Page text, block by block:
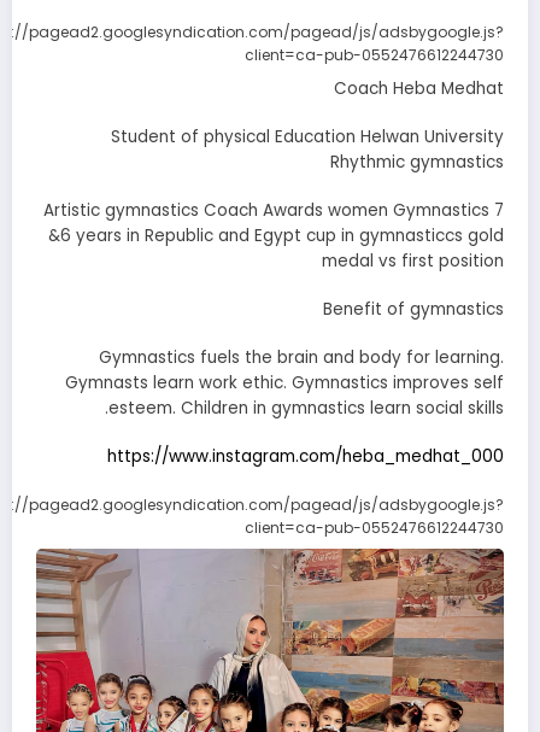
pagead2.googlesyndication.com/pagead/js/adsbygoogle.js?
client=ca-pub-0552476612244730
Coach Heba Medhat
Student of physical Education Helwan University
Rhythmic gymnastics
Artistic gymnastics Coach Awards women Gymnastics 7
&6 years in Republic and Egypt cup in gymnasticcs gold
medal vs first position
Benefit of gymnastics
Gymnastics fuels the brain and body for learning.
Gymnasts learn work ethic. Gymnastics improves self
esteem. Children in gymnastics learn social skills.
https://www.instagram.com/heba_medhat_000
pagead2.googlesyndication.com/pagead/js/adsbygoogle.js?
client=ca-pub-0552476612244730